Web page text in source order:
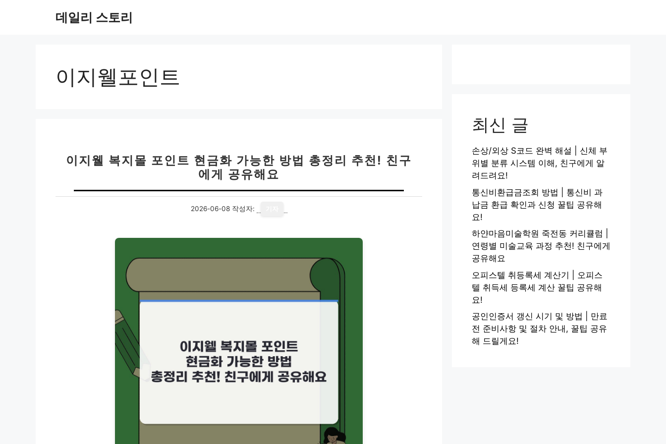
데일리 스토리
이지웰포인트
이지웰 복지몰 포인트 현금화 가능한 방법 총정리 추천! 친구
에게 공유해요
2026-06-08 작성자:
최신 글
손상/외상 S코드 완벽 해설 | 신체 부
위별 분류 시스템 이해, 친구에게 알
려드려요!
통신비환급금조회 방법 | 통신비 과
납금 환급 확인과 신청 꿀팁 공유해
요!
하얀마음미술학원 죽전동 커리큘럼 |
연령별 미술교육 과정 추천! 친구에게
공유해요
오피스텔 취등록세 계산기 | 오피스
텔 취득세 등록세 계산 꿀팁 공유해
요!
공인인증서 갱신 시기 및 방법 | 만료
전 준비사항 및 절차 안내, 꿀팁 공유
해 드릴게요!